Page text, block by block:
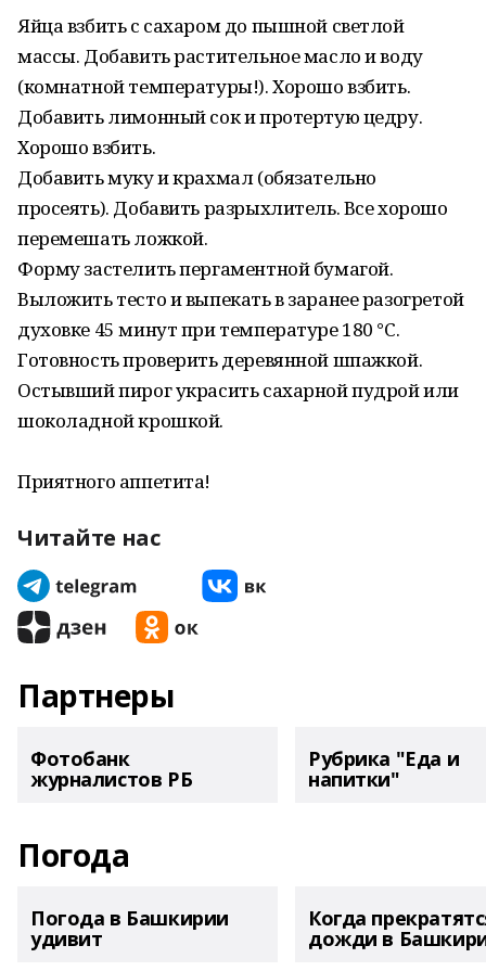
Яйца взбить с сахаром до пышной светлой
массы. Добавить растительное масло и воду
(комнатной температуры!). Хорошо взбить.
Добавить лимонный сок и протертую цедру.
Хорошо взбить.
Добавить муку и крахмал (обязательно
просеять). Добавить разрыхлитель. Все хорошо
перемешать ложкой.
Форму застелить пергаментной бумагой.
Выложить тесто и выпекать в заранее разогретой
духовке 45 минут при температуре 180 °С.
Готовность проверить деревянной шпажкой.
Остывший пирог украсить сахарной пудрой или
шоколадной крошкой.
Приятного аппетита!
Читайте нас
Партнеры
Фотобанк
журналистов РБ
Рубрика "Еда и
напитки"
Погода
Погода в Башкирии
удивит
Когда
дожди в